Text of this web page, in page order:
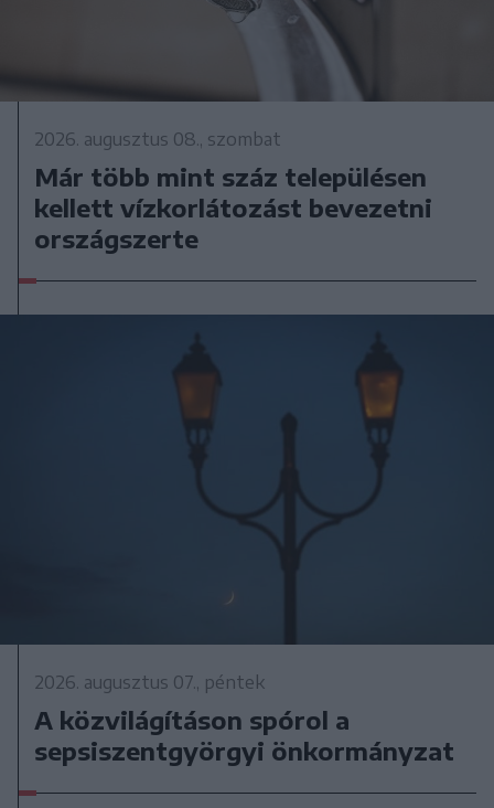
2026. augusztus 08., szombat
Már több mint száz településen
kellett vízkorlátozást bevezetni
országszerte
2026. augusztus 07., péntek
A közvilágításon spórol a
sepsiszentgyörgyi önkormányzat